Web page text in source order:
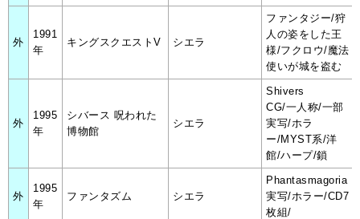
外
1991
年
キングスクエストV シエラ
ファンタジー/狩
人の姿をした王
様/フクロウ/魔法
使いが城を盗む
外
1995
年
シバース 呪われた
博物館
シエラ
Shivers
CG/一人称/一部
実写/ホラ
ー/MYST系/洋
館/ハープ/鎖
外
1995
年
ファンタズム シエラ
Phantasmagoria
実写/ホラー/CD7
枚組/